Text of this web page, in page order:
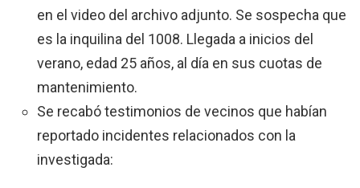
en el video del archivo adjunto. Se sospecha que
es la inquilina del 1008. Llegada a inicios del
verano, edad 25 años, al día en sus cuotas de
mantenimiento.
Se recabó testimonios de vecinos que habían
reportado incidentes relacionados con la
investigada: